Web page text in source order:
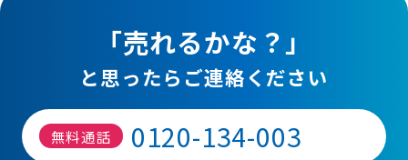
「売れるかな？」
と思ったらご連絡ください
無料通話 0120-134-003